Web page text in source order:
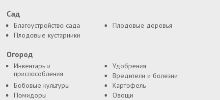
Сад
Благоустройство сада
Плодовые деревья
Плодовые кустарники
Огород
Инвентарь и
приспособления
Удобрения
Вредители и болезни
Бобовые культуры
Картофель
Помидоры
Овощи